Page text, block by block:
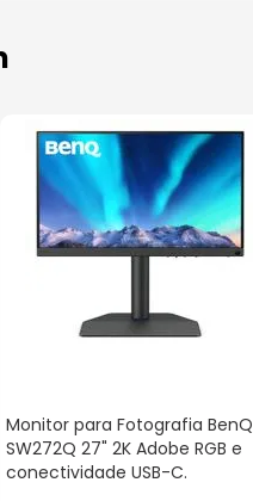
Monitor para Fotografia BenQ
SW272Q 27" 2K Adobe RGB e
conectividade USB-C.